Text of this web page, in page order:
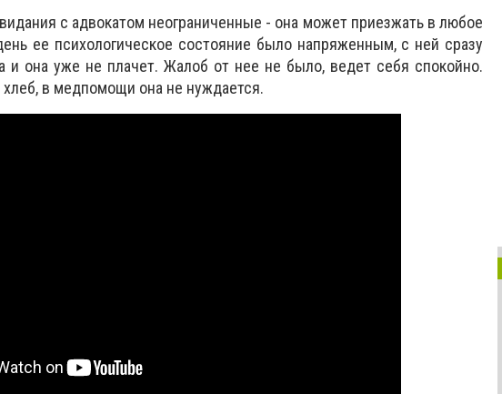
с адвокатом неограниченные - она может приезжать в любое
ее психологическое состояние было напряженным, с ней сразу
и она уже не плачет. Жалоб от нее не было, ведет себя спокойно.
в медпомощи она не нуждается.